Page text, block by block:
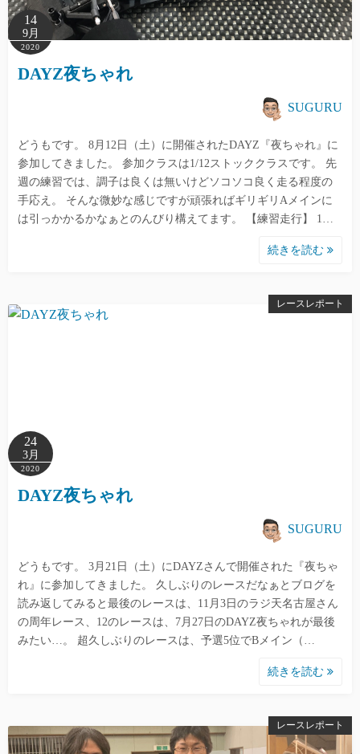
14
9月
2020
DAYZ夜ちゃれ
SUGURU
どうもです。 8月12日（土）に開催されたDAYZ『夜ちゃれ』に
参加してきました。 参加クラスは1/12ストッククラスです。 先
週の練習では、調子は良くは無いけどソコソコ良く走る程度の
手応え。 そんな微妙な感じですが頑張ればギリギリAメインに
は引っかかるかなぁとのんびり構えてます。 【練習走行】 1…
続きを読む
レースレポート
24
3月
2020
DAYZ夜ちゃれ
SUGURU
どうもです。 3月21日（土）にDAYZさんで開催された『夜ちゃ
れ』に参加してきました。 久しぶりのレースだなぁとブログを
読み返してみると最後のレースは、11月3日のラジ天名古屋さん
の周年レース、12のレースは、7月27日のDAYZ夜ちゃれが最後
みたい…。 超久しぶりのレースは、予選5位でBメイン（…
続きを読む
レースレポート